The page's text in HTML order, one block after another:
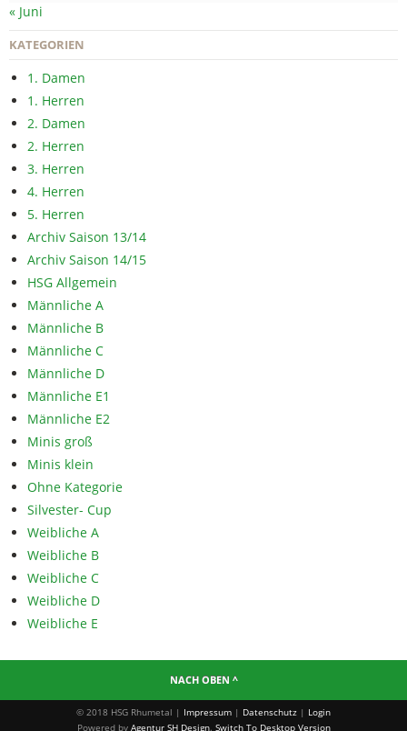
« Juni
KATEGORIEN
1. Damen
1. Herren
2. Damen
2. Herren
3. Herren
4. Herren
5. Herren
Archiv Saison 13/14
Archiv Saison 14/15
HSG Allgemein
Männliche A
Männliche B
Männliche C
Männliche D
Männliche E1
Männliche E2
Minis groß
Minis klein
Ohne Kategorie
Silvester- Cup
Weibliche A
Weibliche B
Weibliche C
Weibliche D
Weibliche E
NACH OBEN ^
© 2018 HSG Rhumetal | Impressum | Datenschutz | Login
Powered by Agentur SH Design. Switch To Desktop Version